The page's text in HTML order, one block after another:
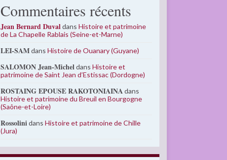
Commentaires récents
Jean Bernard DuvaldansHistoire et patrimoine
de La Chapelle Rablais (Seine-et-Marne)
LEI-SAMdansHistoire de Ouanary (Guyane)
SALOMON Jean-MicheldansHistoire et
patrimoine de Saint Jean d’Estissac (Dordogne)
ROSTAING EPOUSE RAKOTONIAINAdans
Histoire et patrimoine du Breuil en Bourgogne
(Saône-et-Loire)
RossolinidansHistoire et patrimoine de Chille
(Jura)